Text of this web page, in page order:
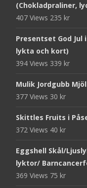
(Chokladpraliner,
407 Views 235 kr
Presentset God
lykta och kort)
394 Views 339 kr
Mulik Jordgubb
377 Views 30 kr
Skittles Fruits i
372 Views 40 kr
Eggshell Skål/
lyktor/
369 Views 75 kr